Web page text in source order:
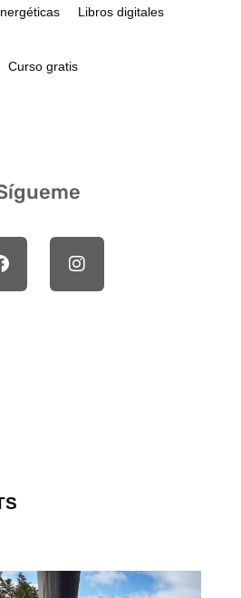
Libros digitales
Curso gratis